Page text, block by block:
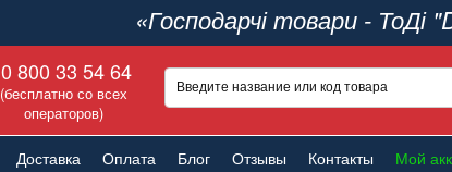
«Господарчі товари - ТоДі
0 800 33 54 64
(бесплатно со всех
операторов)
Доставка Оплата Блог Отзывы Контакты Мой